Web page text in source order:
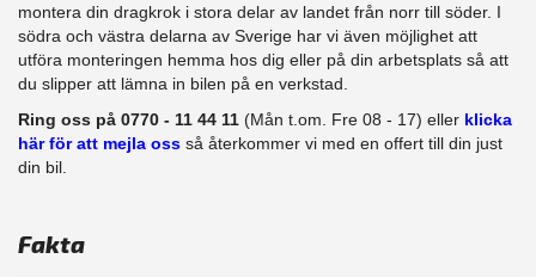
montera din dragkrok i stora delar av landet från norr till söder. I
södra och västra delarna av Sverige har vi även möjlighet att
​utföra monteringen hemma hos dig eller på din arbetsplats så att
du slipper att lämna in bilen på en verkstad.
Ring oss på 0770 - 11 44 11 (Mån t.om. Fre 08 - 17) eller klicka
här för att mejla oss så återkommer vi med en offert till din just
din bil.
Fakta